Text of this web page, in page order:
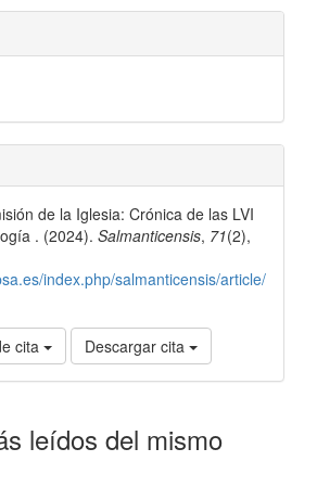
de la Iglesia: Crónica de las LVI
. (2024). Salmanticensis, 71(2),
index.php/salmanticensis/article/
cita Descargar cita
leídos del mismo